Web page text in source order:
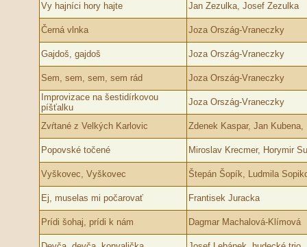
Vy hajníci hory hajte Jan Zezulka, Josef Zezulka
Černá vlnka Joza Ország-Vraneczky
Gajdoš, gajdoš Joza Ország-Vraneczky
Sem, sem, sem, sem rád
Joza Ország-Vraneczky
Improvizace na šestidírkovou
píšťalku
Joza Ország-Vraneczky
Zvŕtané z Velkých Karlovic Zdenek Kaspar, Jan
Popovské točené Miroslav Krecmer, Horymir
Vyškovec, Vyškovec Štepán Šopík, Ludmila
Ej, muselas mi počarovať Frantisek Juracka
Prídi šohaj, prídi k nám Dagmar Machalová-Klímová